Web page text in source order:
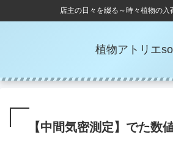
店主の日々を綴る～時々植物の入
植物アトリエ
【中間気密測定】でた数